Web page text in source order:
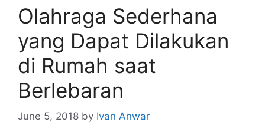
Olahraga Sederhana
yang Dapat Dilakukan
di Rumah saat
Berlebaran
June 5, 2018 by Ivan Anwar